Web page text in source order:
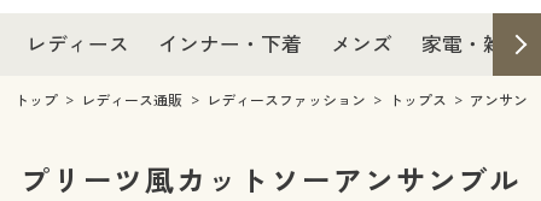
レディースファッション
女性下着
インナー・下着
インナー・下着通販すべて
女性下着
メンズ
メンズ通販すべて
家電・雑貨
レディース インナー・下着 メンズ 家電・雑貨
レディースファッション
インナー・下着通販すべて
メンズ
トップ レディース通販 レディースファッション トップス アンサン
プリーツ風カットソーアンサンブル